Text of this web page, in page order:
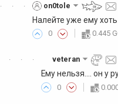
·
·
· on0tole
Налейте уже ему
0 0.445
·
·
· veteran
Ему нельзя.... он у
0